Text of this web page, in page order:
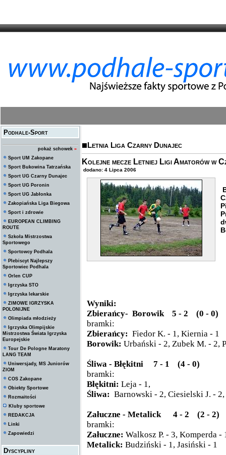
Podhale-Sport
pokaż schowek »
Sport UM Zakopane
Sport Bukowina Tatrzańska
Sport UG Czarny Dunajec
Sport UG Poronin
Sport UG Jabłonka
Zakopiańska Liga Biegowa
Sport i zdrowie
EUROPEAN CLIMBING
ROUTE
Szkoła Mistrzostwa
Sportowego
Sportowcy Podhala
Plebiscyt Najlepszy
Sportowiec Podhala
Orlen CUP
Igrzyska STO
Igrzyska lekarskie
ZIMOWE IGRZYSKA
POLONIJNE
Olimpiada młodzieży
Igrzyska Olimpijskie
Mistrzostwa Świata Igrzyska
Europejskie
Tour De Pologne Maratony
LANG TEAM
Uniwersjady, MS Juniorów
ZIOM
COS Zakopane
Obiekty Sportowe
Rozmaitości
Kluby sportowe
REDAKCJA
Linki
Zapowiedzi
Dyscypliny
Letnia Liga Czarny Dunajec
Kolejne mecze Letniej Ligi Amatorów w
dodano: 4 Lipca 2006
Wyniki:
Zbierańcy- Borowik 5 - 2 (0 - 0)
bramki:
Zbierańcy: Fiedor K. - 1, Kiernia - 1
Borowik: Urbański - 2, Zubek M. - 2,
Śliwa - Błękitni 7 - 1 (4 - 0)
bramki:
Błękitni: Leja - 1,
Śliwa: Barnowski - 2, Ciesielski J. -
Załuczne - Metalick 4 - 2 (2 - 2)
bramki:
Załuczne: Walkosz P. - 3, Komperda -
Metalick: Budziński - 1, Jasiński - 1